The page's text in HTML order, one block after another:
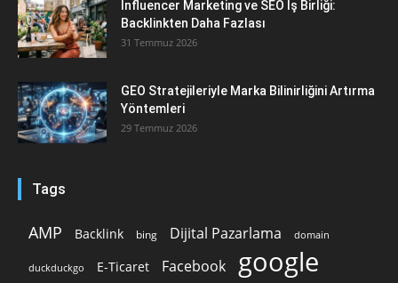
Influencer Marketing ve SEO İş Birliği:
Backlinkten Daha Fazlası
31 Temmuz 2026
GEO Stratejileriyle Marka Bilinirliğini Artırma
Yöntemleri
29 Temmuz 2026
Tags
AMP Backlink bing Dijital Pazarlama domain
duckduckgo E-Ticaret Facebook google